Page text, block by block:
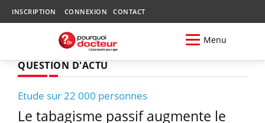
INSCRIPTION CONNEXION CONTACT
Menu
QUESTION D'ACTU
Etude sur 22 000 personnes
Le tabagisme passif augmente le